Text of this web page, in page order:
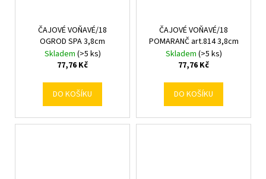
ČAJOVÉ VOŇAVÉ/18
OGROD SPA 3,8cm
Skladem (>5 ks)
77,76 Kč
DO KOŠÍKU
ČAJOVÉ VOŇAVÉ/18
POMARANČ art.814 3,8cm
Skladem (>5 ks)
77,76 Kč
DO KOŠÍKU